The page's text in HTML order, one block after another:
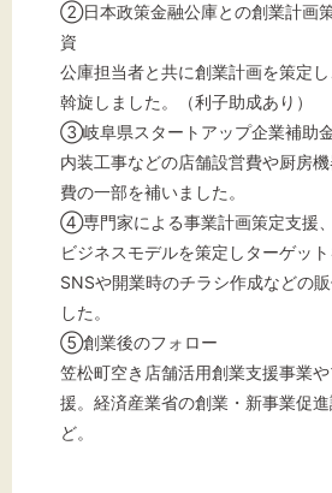
②日本政策金融公庫との創業計画
資
公庫担当者と共に創業計画を策定
斡旋しました。（利子助成あり）
③岐阜県スタートアップ企業補助
内装工事などの店舗設営費や厨房
費の一部を補いました。
④専門家による事業計画策定支援
ビジネスモデルを策定しターゲッ
SNSや開業時のチラシ作成などの
した。
⑤創業後のフォロー
笠松町空き店舗活用創業支援事業
援。経済産業省の創業・新事業促
ど。